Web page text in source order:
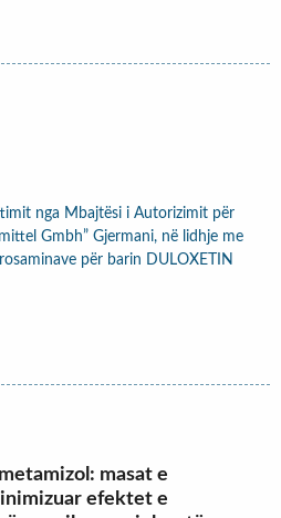
nga Mbajtësi i Autorizimit për
Gmbh” Gjermani, në lidhje me
për barin DULOXETIN
masat e
efektet e